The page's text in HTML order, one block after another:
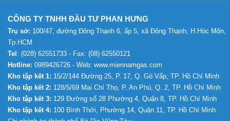
CÔNG TY TNHH ĐẦU TƯ PHAN HƯNG
Trụ sở: 100/47, đường Đông Thạnh 6, ấp 5, xã Đông Thạnh, H.Hóc Môn,
Tp.HCM
Tel: (028) 62551733 - Fax: (08) 62550121
Hotline: 0989426726 - Web: www.miennamgas.com
Kho tập kết 1: 15/2/144 Đường 25, P. 17, Q. Gò Vấp, TP. Hồ Chí Minh
Kho tập kết 2: 128/5/69 Mai Chí Thọ, P. An Phú, Q. 2, TP. Hồ Chí Minh
Kho tập kết 3: 129 Đường số 28 Phường 4, Quận 8, TP. Hồ Chí Minh
Kho tập kết 4: 100 Bình Thới, Phường 14, Quận 11, TP. Hồ Chí Minh